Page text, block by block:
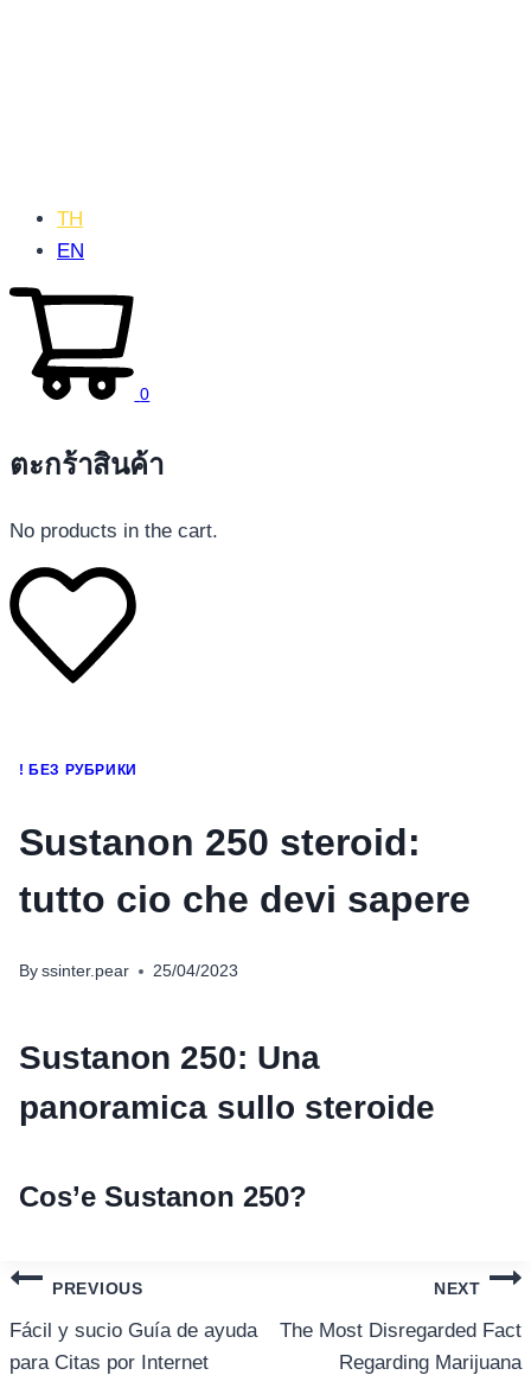
โทรศัพท์มือถือ
อุปกรณ์เสริมโทรศัพท์
สินค้าตามแบรนด์
TH
EN
0
ตะกร้าสินค้า
No products in the cart.
! БЕЗ РУБРИКИ
Sustanon 250 steroid:
tutto cio che devi sapere
By ssinter.pear 25/04/2023
Sustanon 250: Una
panoramica sullo steroide
Cos’e Sustanon 250?
แนะแนว
เรื่อง
PREVIOUS
Fácil y sucio Guía de ayuda
para Citas por Internet
NEXT
The Most Disregarded Fact
Regarding Marijuana